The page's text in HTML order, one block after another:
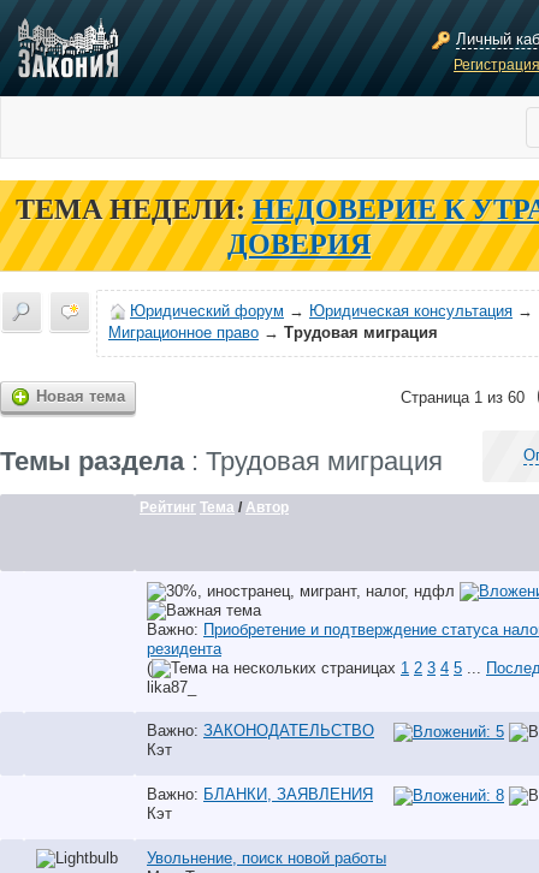
Личный
ТЕМА НЕДЕЛИ: НЕДОВЕРИЕ К
ДОВЕРИЯ
Юридический форум → Юридическая консультация →
Миграционное право → Трудовая миграция
Новая тема Страница 1 из 60
Темы раздела: Трудовая миграция
Рейтинг Тема / Автор
Важно: Приобретение и подтверждение статуса
резидента
(
1 2 3 4 5
lika87_
Важно: ЗАКОНОДАТЕЛЬСТВО
Кэт
Важно: БЛАНКИ, ЗАЯВЛЕНИЯ
Кэт
Увольнение, поиск новой работы